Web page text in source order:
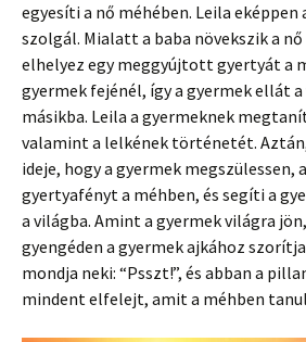
egyesíti a nő méhében. Leila
szolgál. Mialatt a baba növekszik a
elhelyez egy meggyújtott gyertyát a
gyermek fejénél, így a gyermek ellát
másikba. Leila a gyermeknek
valamint a lelkének történetét.
ideje, hogy a gyermek megszülessen,
gyertyafényt a méhben, és segíti a
a világba. Amint a gyermek világra
gyengéden a gyermek ajkához
mondja neki: “Psszt!”, és abban a
mindent elfelejt, amit a méhben